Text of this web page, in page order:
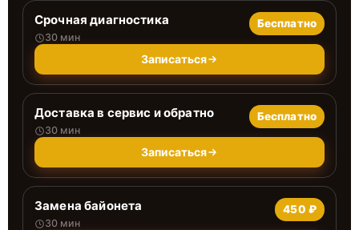
Срочная диагностика
30 мин
Бесплатно
Записаться
Доставка в сервис и обратно
30 мин
Бесплатно
Записаться
Замена байонета
30 мин
450 ₽